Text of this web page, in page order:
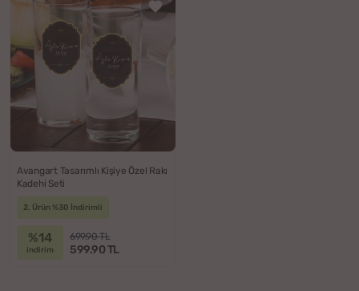
Avangart Tasarımlı Kişiye Özel Rakı
Kadehi Seti
2. Ürün %30 İndirimli
%14
indirim
699.90 TL
599.90 TL